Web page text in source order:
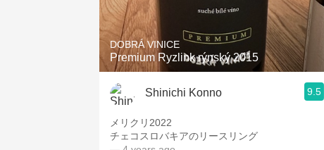
1982 Bordeaux
Oaky
QPR
Buttery
DOBRÁ VINICE
Premium Ryzlink rýnský 2015
Shinichi Konno 9.5
メリクリ2022
チェコスロバキアのリースリング